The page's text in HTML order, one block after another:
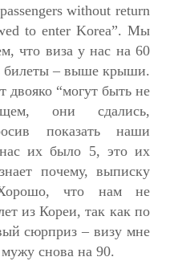
without return
to enter Korea”. Мы
что виза у нас на 60
билеты – выше крыши.
двояко “могут быть не
они сдались,
показать наши
их было 5, это их
почему, выписку
что нам не
из Кореи, так как по
сюрприз – визу мне
снова на 90.